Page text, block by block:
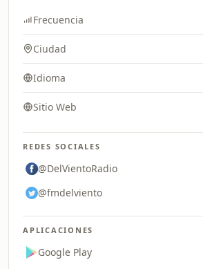
Frecuencia
Ciudad
Idioma
Sitio Web
REDES SOCIALES
@DelVientoRadio
@fmdelviento
APLICACIONES
Google Play